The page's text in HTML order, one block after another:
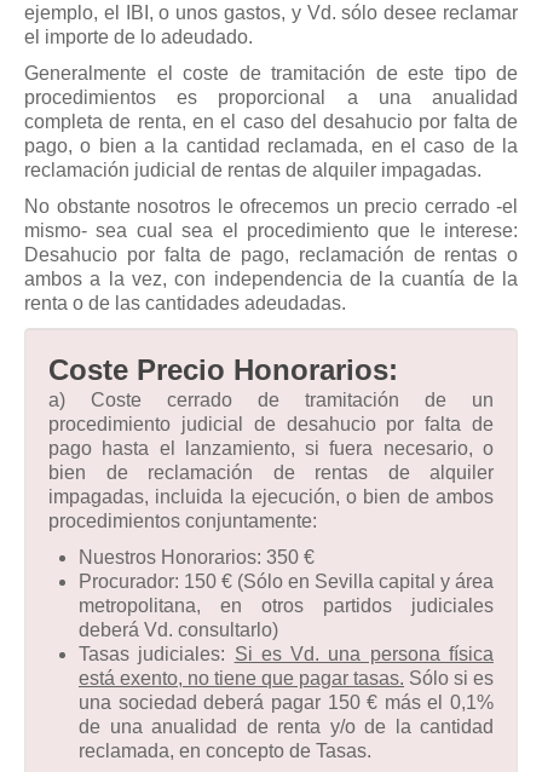
ejemplo, el IBI, o unos gastos, y Vd. sólo desee reclamar
el importe de lo adeudado.
Generalmente el coste de tramitación de este tipo de
procedimientos es proporcional a una anualidad
completa de renta, en el caso del desahucio por falta de
pago, o bien a la cantidad reclamada, en el caso de la
reclamación judicial de rentas de alquiler impagadas.
No obstante nosotros le ofrecemos un precio cerrado -el
mismo- sea cual sea el procedimiento que le interese:
Desahucio por falta de pago, reclamación de rentas o
ambos a la vez, con independencia de la cuantía de la
renta o de las cantidades adeudadas.
Coste Precio Honorarios:
a) Coste cerrado de tramitación de un
procedimiento judicial de desahucio por falta de
pago hasta el lanzamiento, si fuera necesario, o
bien de reclamación de rentas de alquiler
impagadas, incluida la ejecución, o bien de ambos
procedimientos conjuntamente:
Nuestros Honorarios: 350 €
Procurador: 150 € (Sólo en Sevilla capital y área
metropolitana, en otros partidos judiciales
deberá Vd. consultarlo)
Tasas judiciales: Si es Vd. una persona física
está exento, no tiene que pagar tasas. Sólo si es
una sociedad deberá pagar 150 € más el 0,1%
de una anualidad de renta y/o de la cantidad
reclamada, en concepto de Tasas.